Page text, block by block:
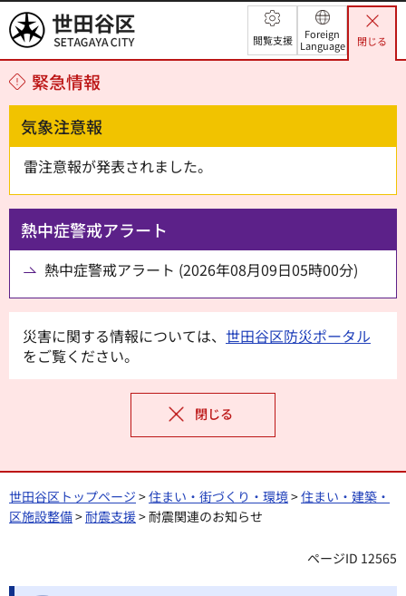
世田谷区 閲覧支援
Foreign
Language
閉じる
緊急情報
気象注意報
雷注意報が発表されました。
熱中症警戒アラート
熱中症警戒アラート (2026年08月09日05時00分)
災害に関する情報については、 世田谷区防災ポータル
をご覧ください。
閉じる
世田谷区トップページ >住まい・街づくり・環境>住まい・建築・
区施設整備>耐震支援> 耐震関連のお知らせ
ページID 12565